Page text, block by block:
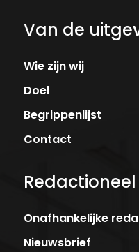
Van de
Wie zijn wij
Doel
Begrippenlijst
Contact
Redactioneel
Onafhankelijke
Nieuwsbrief